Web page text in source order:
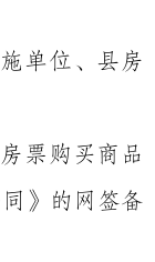
单位、县房
票购买商品
》的网签备